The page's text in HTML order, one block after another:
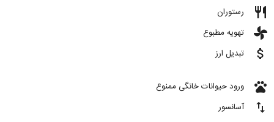
restaurant رستوران
toys تهویه مطبوع
attach_money تبدیل ارز
pets ورود حیوانات خانگی ممنوع
import_export آسانسور